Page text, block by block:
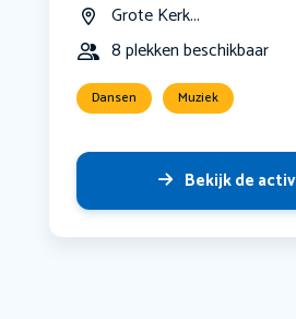
Grote Kerk...
8 plekken beschikbaar
Dansen Muziek
Bekijk de